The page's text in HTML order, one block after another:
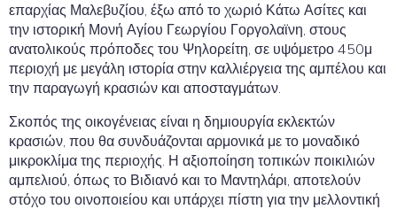
επαρχίας Μαλεβυζίου, έξω από το χωριό Κάτω Ασίτες και
την ιστορική Μονή Αγίου Γεωργίου Γοργολαϊνη, στους
ανατολικούς πρόποδες του Ψηλορείτη, σε υψόμετρο 450μ
περιοχή με μεγάλη ιστορία στην καλλιέργεια της αμπέλου και
την παραγωγή κρασιών και αποσταγμάτων.
Σκοπός της οικογένειας είναι η δημιουργία εκλεκτών
κρασιών, που θα συνδυάζονται αρμονικά με το μοναδικό
μικροκλίμα της περιοχής. Η αξιοποίηση τοπικών ποικιλιών
αμπελιού, όπως το Βιδιανό και το Μαντηλάρι, αποτελούν
στόχο του οινοποιείου και υπάρχει πίστη για την μελλοντική